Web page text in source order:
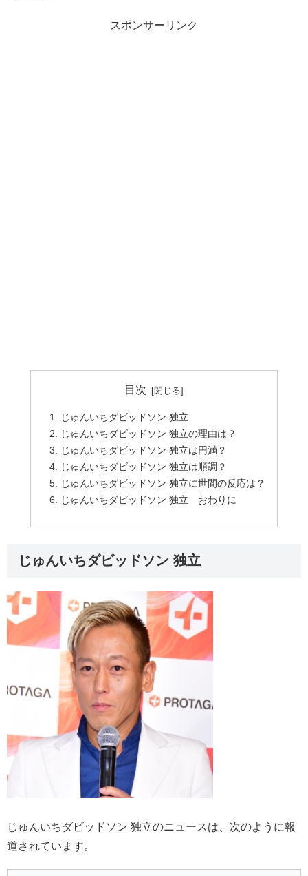
スポンサーリンク
目次
じゅんいちダビッドソン 独立
じゅんいちダビッドソン 独立の理由は？
じゅんいちダビッドソン 独立は円満？
じゅんいちダビッドソン 独立は順調？
じゅんいちダビッドソン 独立に世間の反応は？
じゅんいちダビッドソン 独立 おわりに
じゅんいちダビッドソン 独立
じゅんいちダビッドソン 独立のニュースは、次のように報
道されています。